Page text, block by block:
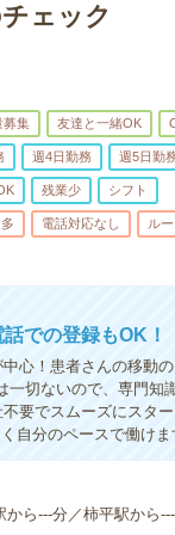
ェック
募集 友達と一緒OK
週4日勤務 週5日勤
残業少 シフト
電話対応なし ル
での登録もOK！
心！患者さんの移動
一切ないので、専門知
要でスムーズにスタ
自分のペースで働けま
ら---分／柿平駅から